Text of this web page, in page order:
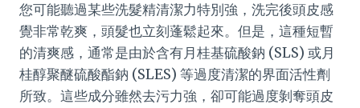
您可能聽過某些洗髮精清潔力特別強，洗完後頭皮感
覺非常乾爽，頭髮也立刻蓬鬆起來。但是，這種短暫
的清爽感，通常是由於含有月桂基硫酸鈉 (SLS) 或月
桂醇聚醚硫酸酯鈉 (SLES) 等過度清潔的界面活性劑
所致。這些成分雖然去污力強，卻可能過度剝奪頭皮